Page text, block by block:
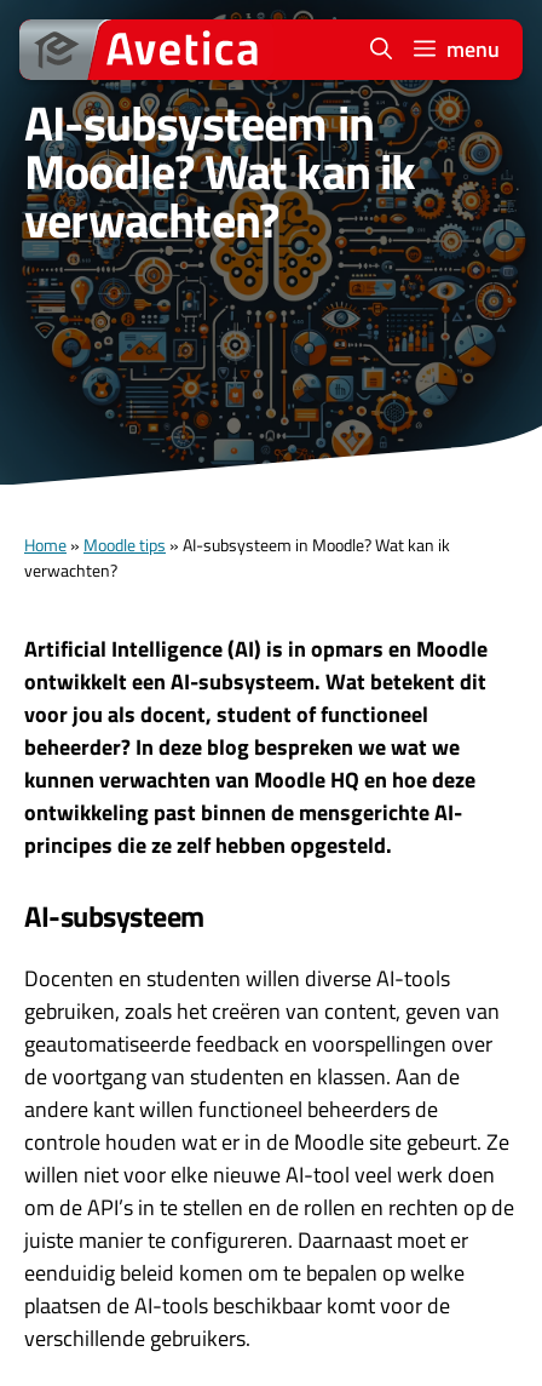
Ga
naar
de
inhoud
menu
AI-subsysteem in
Moodle? Wat kan ik
verwachten?
Home» Moodle tips »AI-subsysteem in Moodle? Wat kan ik
verwachten?
Artificial Intelligence (AI) is in opmars en Moodle
ontwikkelt een AI-subsysteem. Wat betekent dit
voor jou als docent, student of functioneel
beheerder? In deze blog bespreken we wat we
kunnen verwachten van Moodle HQ en hoe deze
ontwikkeling past binnen de mensgerichte AI-
principes die ze zelf hebben opgesteld.
AI-subsysteem
Docenten en studenten willen diverse AI-tools
gebruiken, zoals het creëren van content, geven van
geautomatiseerde feedback en voorspellingen over
de voortgang van studenten en klassen. Aan de
andere kant willen functioneel beheerders de
controle houden wat er in de Moodle site gebeurt. Ze
willen niet voor elke nieuwe AI-tool veel werk doen
om de API’s in te stellen en de rollen en rechten op de
juiste manier te configureren. Daarnaast moet er
eenduidig beleid komen om te bepalen op welke
plaatsen de AI-tools beschikbaar komt voor de
verschillende gebruikers.